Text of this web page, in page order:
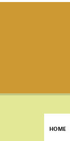
HOME